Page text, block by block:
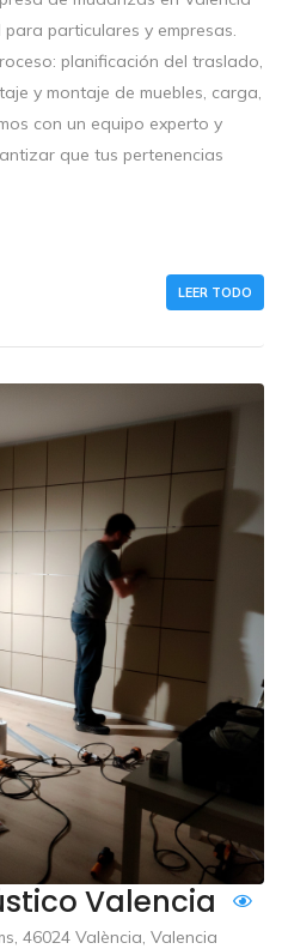
particulares y empresas.
planificación del traslado,
y montaje de muebles, carga,
con un equipo experto y
que tus pertenencias
LEER TODO
Valencia
46024 València, Valencia